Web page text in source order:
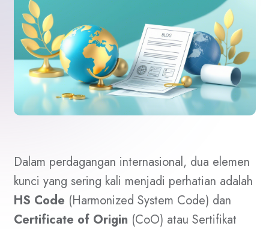
Dalam perdagangan internasional, dua elemen
kunci yang sering kali menjadi perhatian adalah
HS Code (Harmonized System Code) dan
Certificate of Origin (CoO) atau Sertifikat